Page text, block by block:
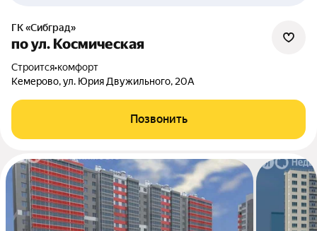
ГК «Сибград»
по ул. Космическая
Строится•комфорт
Кемерово, ул. Юрия Двужильного, 20А
Позвонить